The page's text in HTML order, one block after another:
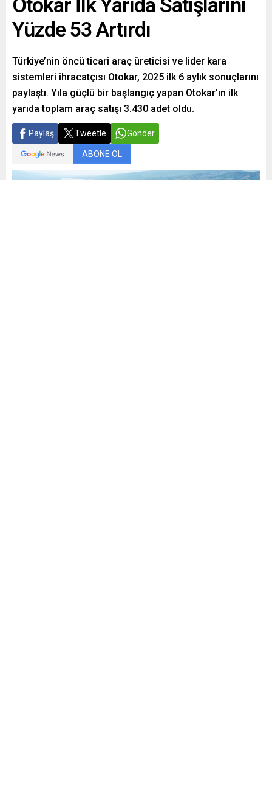
Otokar İlk Yarıda Satışlarını
Yüzde 53 Artırdı
Türkiye’nin öncü ticari araç üreticisi ve lider kara
sistemleri ihracatçısı Otokar, 2025 ilk 6 aylık sonuçlarını
paylaştı. Yıla güçlü bir başlangıç yapan Otokar’ın ilk
yarıda toplam araç satışı 3.430 adet oldu.
Paylaş Tweetle Gönder
ABONE OL